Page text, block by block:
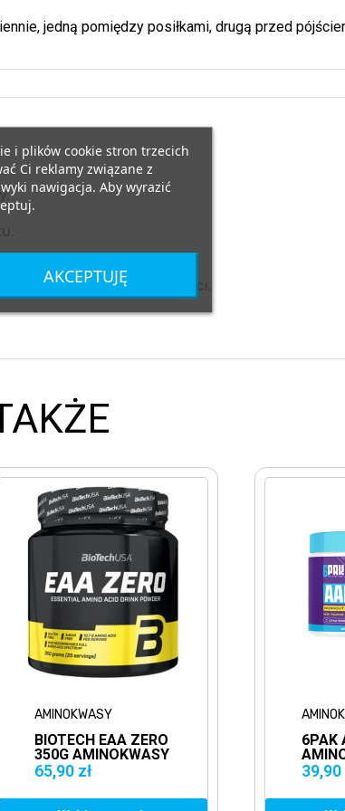
jedną pomiędzy posiłkami, drugą przed
dla małych dzieci.
EAA ZERO
AMINOKWASY
AMINOKWASY
6PAK AAKG
AMINOKWASY
i plików cookie stron trzecich
Ci reklamy związane z
nawigacja. Aby wyrazić
AKCEPTUJĘ